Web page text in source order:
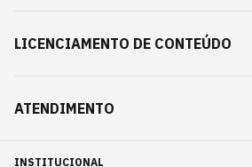
LICENCIAMENTO DE CONTEÚDO
ATENDIMENTO
INSTITUCIONAL